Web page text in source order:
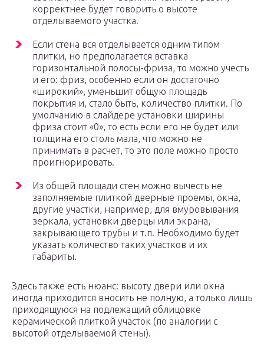
корректнее будет говорить о высоте
отделываемого участка.
Если стена вся отделывается одним типом
плитки, но предполагается вставка
горизонтальной полосы-фриза, то можно учесть
и его: фриз, особенно если он достаточно
«широкий», уменьшит общую площадь
покрытия и, стало быть, количество плитки. По
умолчанию в слайдере установки ширины
фриза стоит «0», то есть если его не будет или
толщина его столь мала, что можно не
принимать в расчет, то это поле можно просто
проигнорировать.
Из общей площади стен можно вычесть не
заполняемые плиткой дверные проемы, окна,
другие участки, например, для вмуровывания
зеркала, установки дверцы или экрана,
закрывающего трубы и т.п. Необходимо будет
указать количество таких участков и их
габариты.
Здесь также есть нюанс: высоту двери или окна
иногда приходится вносить не полную, а только лишь
приходящуюся на подлежащий облицовке
керамической плиткой участок (по аналогии с
высотой отделываемой стены).